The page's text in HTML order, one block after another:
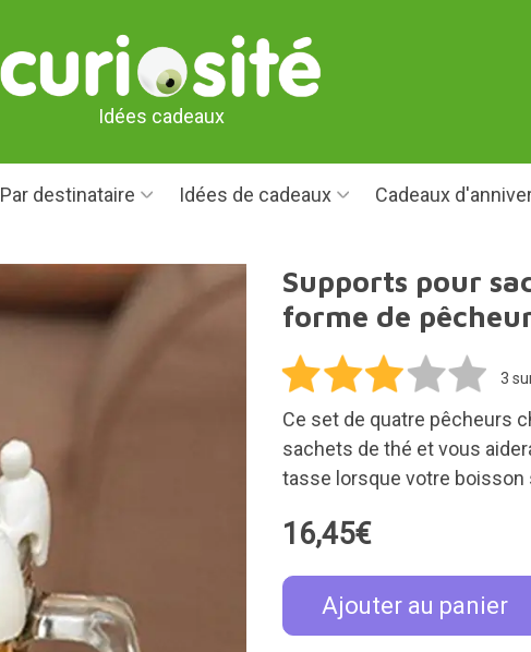
Idées cadeaux
Par destinataire Idées de cadeaux Cadeaux
Supports pour
forme de
3
Ce set de quatre pêcheurs
sachets de thé et vous
tasse lorsque votre boisson
16,45€
Ajouter au panier